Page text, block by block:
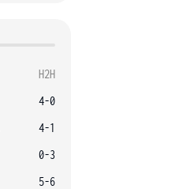
H2H
4-0
4-1
0-3
5-6